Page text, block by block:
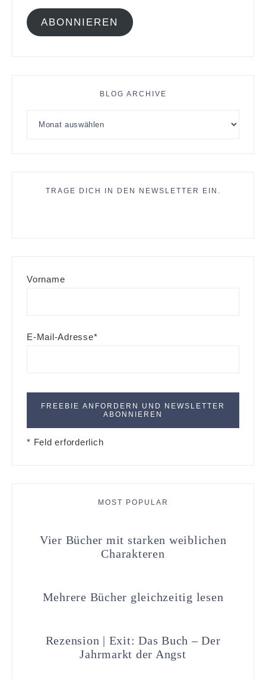
ABONNIEREN
BLOG ARCHIVE
TRAGE DICH IN DEN NEWSLETTER EIN.
Vorname
E-Mail-Adresse*
* Feld erforderlich
MOST POPULAR
Vier Bücher mit starken weiblichen
Charakteren
Mehrere Bücher gleichzeitig lesen
Rezension | Exit: Das Buch – Der
Jahrmarkt der Angst